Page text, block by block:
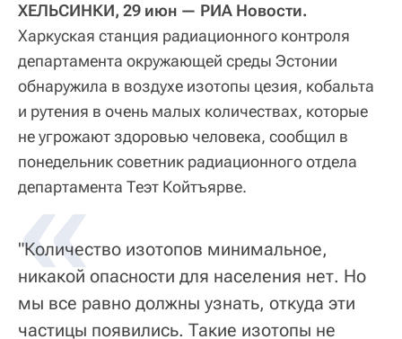
ХЕЛЬСИНКИ, 29 июн — РИА Новости.
Харкуская станция радиационного контроля
департамента окружающей среды Эстонии
обнаружила в воздухе изотопы цезия, кобальта
и рутения в очень малых количествах, которые
не угрожают здоровью человека, сообщил в
понедельник советник радиационного отдела
департамента Теэт Койтъярве.
«
"Количество изотопов минимальное,
никакой опасности для населения нет. Но
мы все равно должны узнать, откуда эти
частицы появились. Такие изотопы не